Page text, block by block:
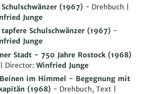
(1967) - Drehbuch |
Junge
Schulschwänzer (1967) -
Junge
Stadt - 750 Jahre Rostock (1968)
Director: Winfried Junge
im Himmel - Begegnung mit
(1968) - Drehbuch, Text |